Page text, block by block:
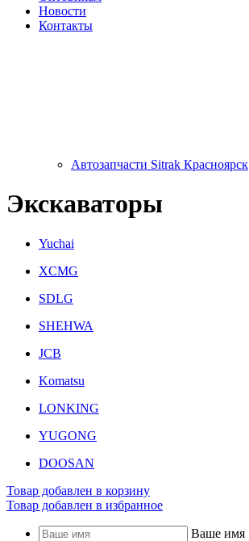
Новости
Контакты
Автозапчасти Sitrak Красноярск
Экскаваторы
Yuchai
XCMG
SDLG
SHEHWA
JCB
Komatsu
LONKING
YUGONG
DOOSAN
Товар добавлен в корзину
Товар добавлен в избранное
Ваше имя